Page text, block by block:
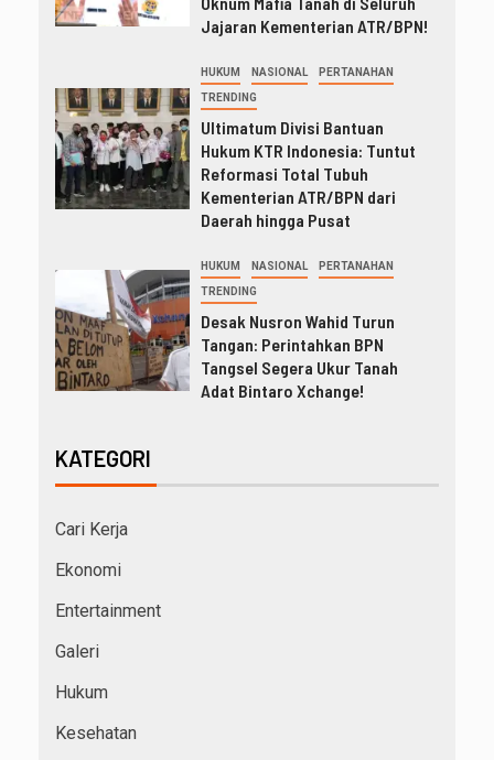
Jajaran Kementerian ATR/BPN!
HUKUM NASIONAL PERTANAHAN
TRENDING
Ultimatum Divisi Bantuan
Hukum KTR Indonesia: Tuntut
Reformasi Total Tubuh
Kementerian ATR/BPN dari
Daerah hingga Pusat
HUKUM NASIONAL PERTANAHAN
TRENDING
Desak Nusron Wahid Turun
Tangan: Perintahkan BPN
Tangsel Segera Ukur Tanah
Adat Bintaro Xchange!
KATEGORI
Cari Kerja
Ekonomi
Entertainment
Galeri
Hukum
Kesehatan